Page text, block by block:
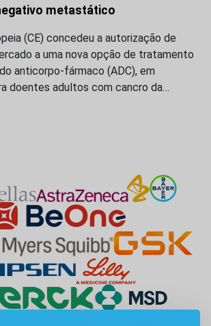
metastático
(CE) concedeu a autorização de
a uma nova opção de tratamento
anticorpo-fármaco (ADC), em
doentes adultos com cancro da…